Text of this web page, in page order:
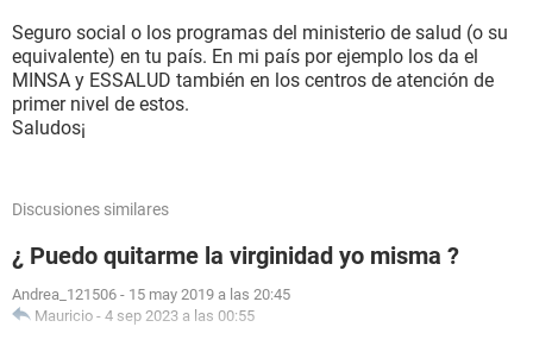
Seguro social o los programas del ministerio de salud (o su
equivalente) en tu país. En mi país por ejemplo los da el
MINSA y ESSALUD también en los centros de atención de
primer nivel de estos.
Saludos¡
Discusiones similares
¿ Puedo quitarme la virginidad yo misma ?
Andrea_121506 - 15 may 2019 a las 20:45
Mauricio - 4 sep 2023 a las 00:55